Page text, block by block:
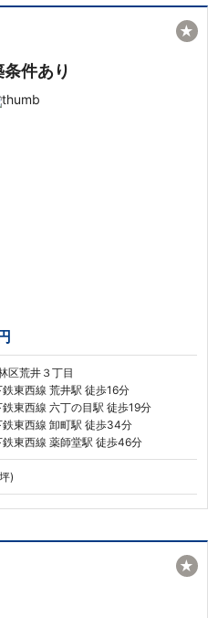
件あり
区荒井３丁目
東西線 荒井駅 徒歩16分
東西線 六丁の目駅 徒歩19分
鉄東西線 卸町駅 徒歩34分
鉄東西線 薬師堂駅 徒歩46分
)
★
★